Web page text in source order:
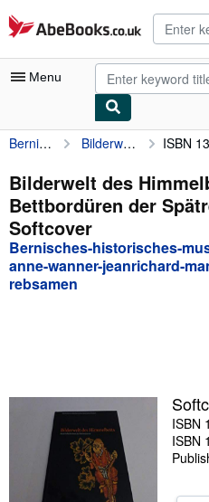
Skip to main content
AbeBooks.co.uk
Menu
My Account
My Purchases
Advanced Search
Browse Collections
Rare Books
Start Selling
Bernisches-historisches-museum-vera-heuberger-anne-wanner-jeanrichard-manuel-kehrli-stefan-rebsamen Bilderwelt des Himmelbetts: Gestickte Bettbordüren der Spätrenaissance ISBN
Bilderwelt des
Bettbordüren der
Softcover
Bernisches-historisches-
anne-wanner-jeanrichard-
rebsamen
ISBN
ISBN